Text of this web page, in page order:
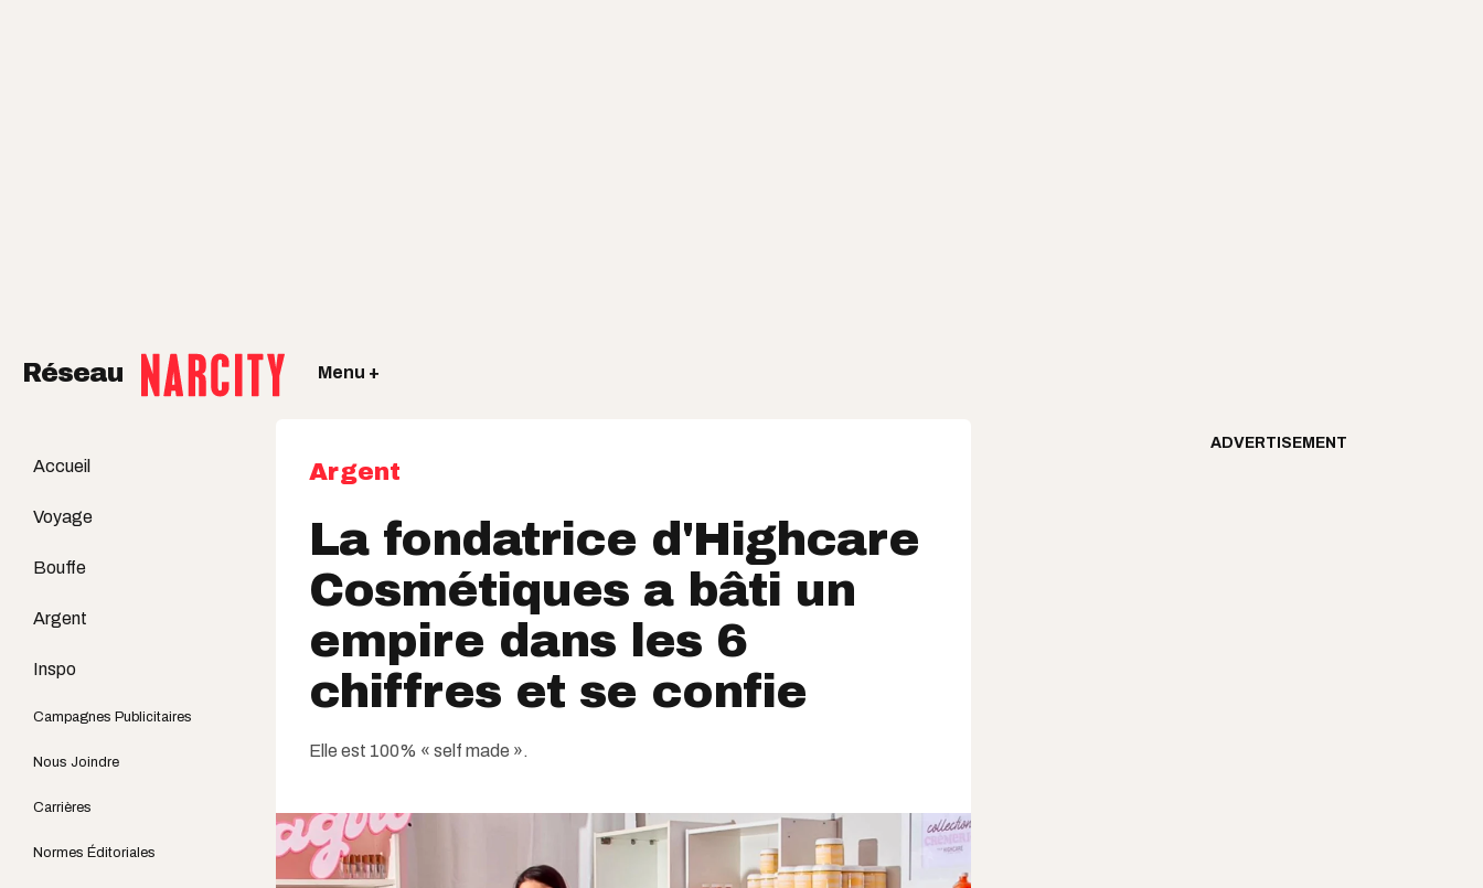
Réseau Menu +
Accueil
Voyage
Bouffe
Argent
Inspo
Campagnes Publicitaires
Nous Joindre
Carrières
Normes Éditoriales
Argent
La fondatrice d'Highcare
Cosmétiques a bâti un
empire dans les 6
chiffres et se confie
Elle est 100% « self made ».
ADVERTISEMENT